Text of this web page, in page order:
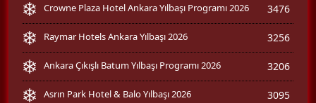
Crowne Plaza Hotel Ankara Yılbaşı Programı 2026 3476
Raymar Hotels Ankara Yılbaşı 2026 3256
Ankara Çıkışlı Batum Yılbaşı Programı 2026 3206
Asrın Park Hotel & Balo Yılbaşı 2026 3095